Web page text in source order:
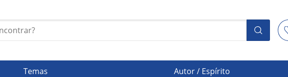
Temas Autor / Espírito